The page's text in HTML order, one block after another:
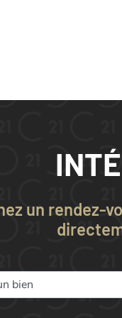
un rendez-